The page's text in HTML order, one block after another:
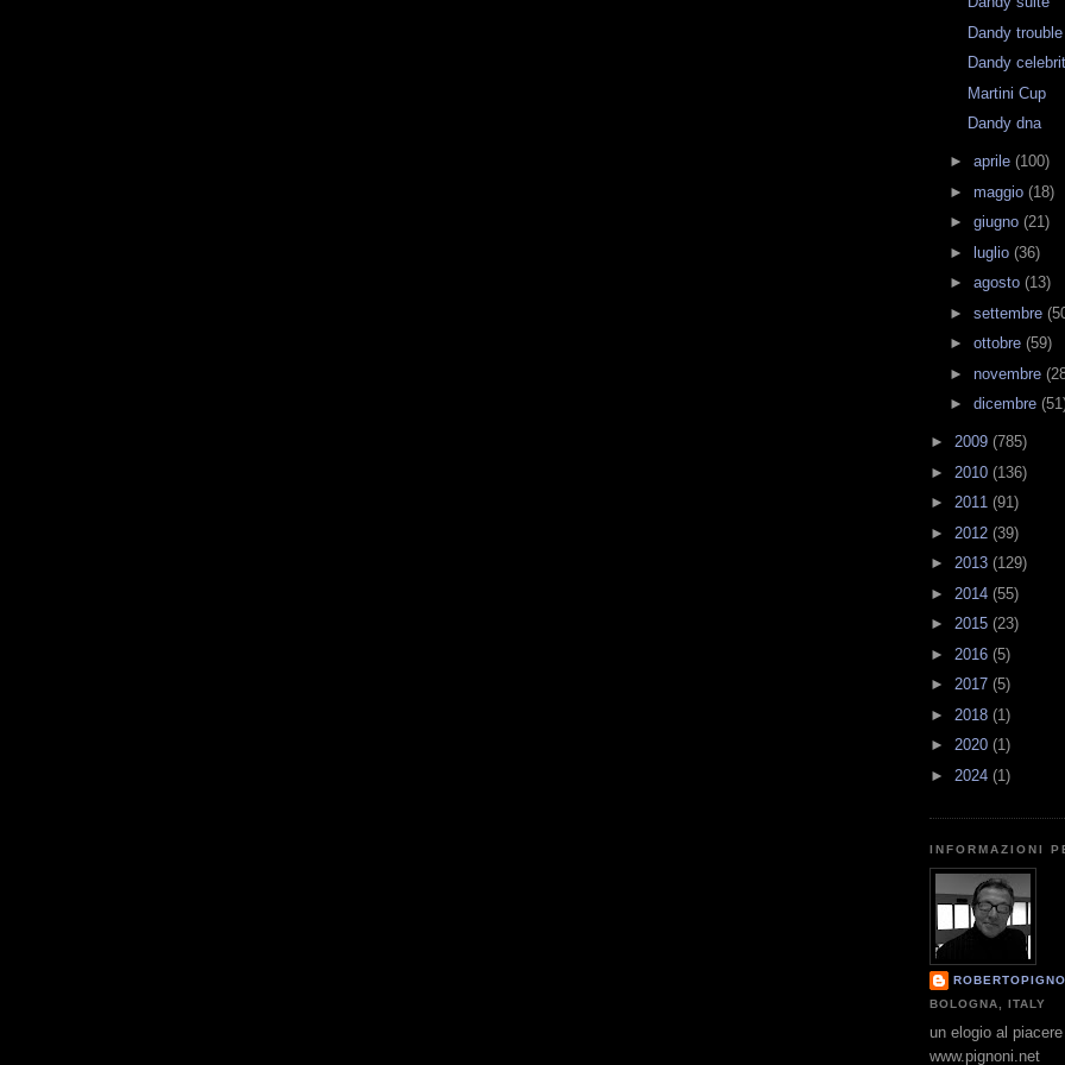
Dandy trouble
Dandy
Martini Cup
Dandy dna
► aprile (100)
► maggio (18)
► giugno (21)
►
luglio (36)
► agosto (13)
► settembre
► ottobre (59)
► novembre
► dicembre
► 2009 (785)
► 2010 (136)
► 2011 (91)
► 2012 (39)
► 2013 (129)
► 2014 (55)
► 2015 (23)
► 2016 (5)
► 2017 (5)
► 2018 (1)
► 2020 (1)
► 2024 (1)
INFORMAZIONI
BOLOGNA, ITALY
un elogio al
www.pignoni.net